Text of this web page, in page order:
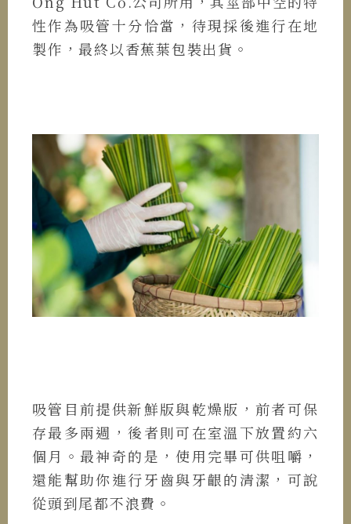
性作為吸管十分恰當，待現採後進行在地
製作，最終以香蕉葉包裝出貨。
吸管目前提供新鮮版與乾燥版，前者可保
存最多兩週，後者則可在室溫下放置約六
個月。最神奇的是，使用完畢可供咀嚼，
還能幫助你進行牙齒與牙齦的清潔，可說
從頭到尾都不浪費。